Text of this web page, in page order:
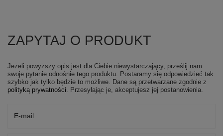
ZAPYTAJ O PRODUKT
Jeżeli powyższy opis jest dla Ciebie niewystarczający, prześlij nam
swoje pytanie odnośnie tego produktu. Postaramy się odpowiedzieć tak
szybko jak tylko będzie to możliwe. Dane są przetwarzane zgodnie z
polityką prywatności. Przesyłając je, akceptujesz jej postanowienia.
E-mail